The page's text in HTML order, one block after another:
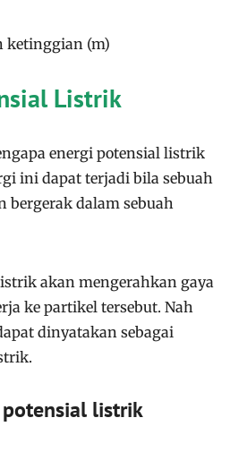
ketinggian (m)
Listrik
energi potensial listrik
ini dapat terjadi bila sebuah
bergerak dalam sebuah
akan mengerahkan gaya
ke partikel tersebut. Nah
dinyatakan sebagai
listrik